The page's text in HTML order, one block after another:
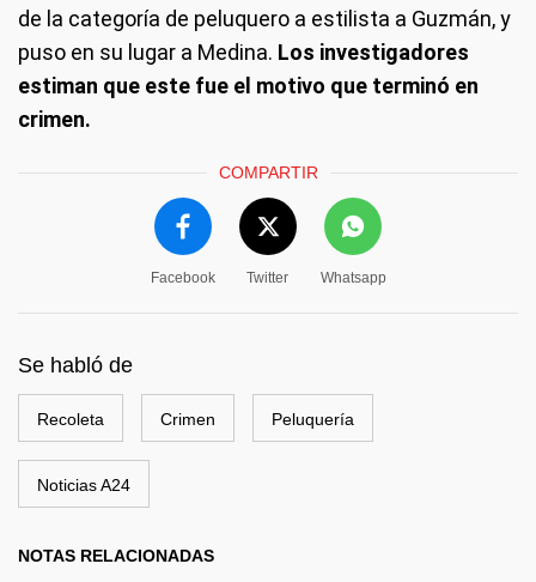
de la categoría de peluquero a estilista a Guzmán, y
puso en su lugar a Medina. Los investigadores
estiman que este fue el motivo que terminó en
crimen.
COMPARTIR
Facebook Twitter Whatsapp
Se habló de
Recoleta Crimen Peluquería
Noticias A24
NOTAS RELACIONADAS